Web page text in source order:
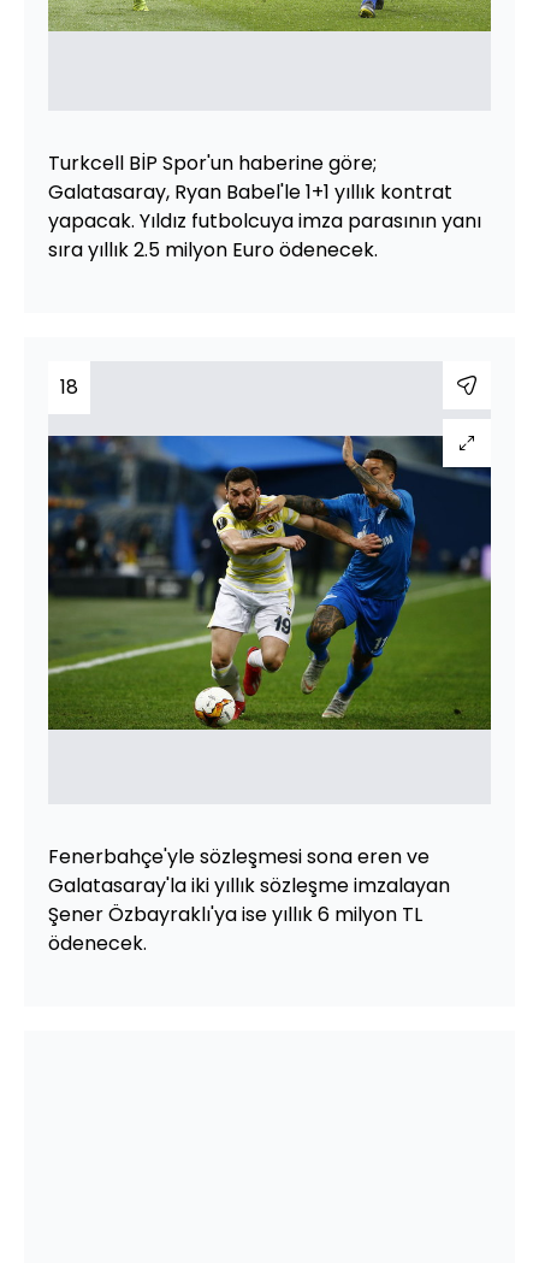
Turkcell BİP Spor'un haberine göre;
Galatasaray, Ryan Babel'le 1+1 yıllık kontrat
yapacak. Yıldız futbolcuya imza parasının yanı
sıra yıllık 2.5 milyon Euro ödenecek.
18
Fenerbahçe'yle sözleşmesi sona eren ve
Galatasaray'la iki yıllık sözleşme imzalayan
Şener Özbayraklı'ya ise yıllık 6 milyon TL
ödenecek.